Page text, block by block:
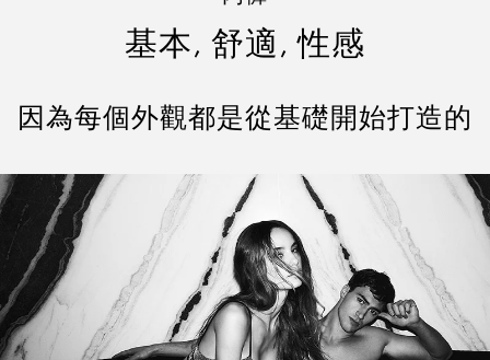
基本, 舒適, 性感
因為每個外觀都是從基礎開始打造的